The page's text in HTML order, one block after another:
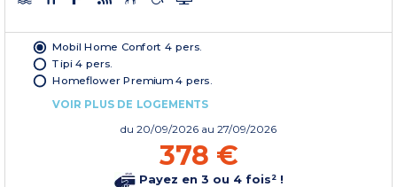
Mobil Home Confort 4 pers.
Tipi 4 pers.
Homeflower Premium 4 pers.
VOIR PLUS DE LOGEMENTS
du 20/09/2026 au 27/09/2026
378 €
Payez en 3 ou 4 fois² !